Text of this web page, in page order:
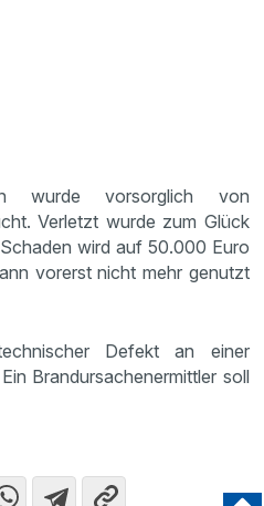
wurde vorsorglich von
Verletzt wurde zum Glück
wird auf 50.000 Euro
vorerst nicht mehr genutzt
Defekt an einer
Brandursachenermittler soll